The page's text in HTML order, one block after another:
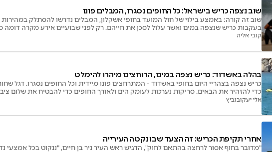
שוב נצפה כריש בישראל: כל החופים נסגרו, המבלים פונו
שוב זה קורה: באמצע בילוי של חול המועד בחופי אשקלון, המבלים נדרשו להסתלק
בעקבות כריש שנצפה במים ואשר עלול לסכן את חייהם. רק לפני שבועיים אירע מקרה דומה
קובי אליה
בהלה באשדוד: כריש נצפה במים, הרוחצים מיהרו להימלט
כריש נצפה בצהריי היום בחופי באשדוד - המתרחצים פונו מיידית וכל החופים נסגרו. דגל
כדי להזהיר את הבאים. סריקות נערכות לעומק הים ולאורך החופים כדי להבטיח את שלום
אלי יעקובוביץ
אחרי תקיפת הכריש: זה הצעד שבו נקטה העירייה
"מדובר בחוף אסור לרחצה בהתאם לחוק", הדגיש ראש העיר ניר בן חיים, "ננקוט בכל אמצעי